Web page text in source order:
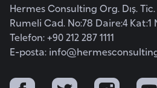
Hermes Consulting Org. Dış.
Rumeli Cad. No:78 Daire:4 Kat:1
Telefon: +90 212 287 1111
E-posta:
i
y
t